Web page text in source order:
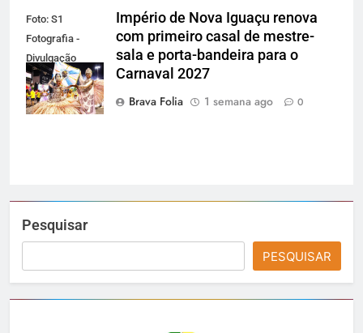
Foto: S1
Fotografia -
Divulgação
Gardel
Assessoria
Império de Nova Iguaçu renova
com primeiro casal de mestre-
sala e porta-bandeira para o
Carnaval 2027
Brava Folia
1 semana ago 0
Pesquisar
PESQUISAR